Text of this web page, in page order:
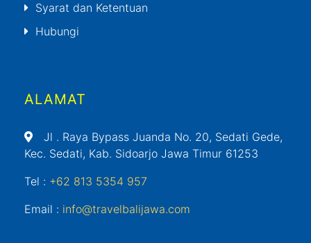
Syarat dan Ketentuan
Hubungi
ALAMAT
Jl . Raya Bypass Juanda No. 20, Sedati Gede,
Kec. Sedati, Kab. Sidoarjo Jawa Timur 61253
Tel : +62 813 5354 957
Email : info@travelbalijawa.com